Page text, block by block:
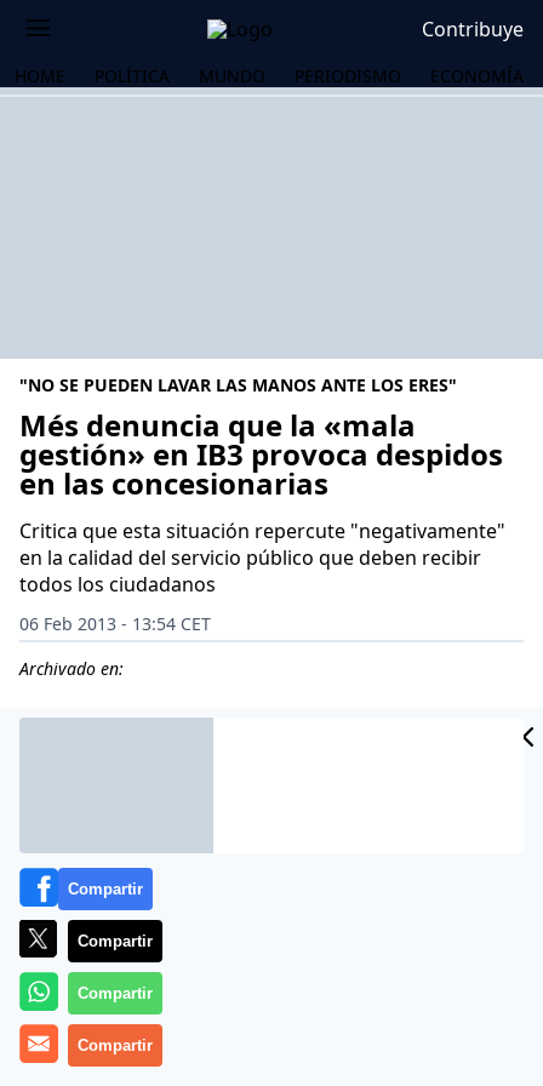
Contribuye
HOME POLÍTICA MUNDO PERIODISMO ECONOMÍA
"NO SE PUEDEN LAVAR LAS MANOS ANTE LOS ERES"
Més denuncia que la «mala
gestión» en IB3 provoca despidos
en las concesionarias
Critica que esta situación repercute "negativamente"
en la calidad del servicio público que deben recibir
todos los ciudadanos
06 Feb 2013 - 13:54 CET
Archivado en:
La coalición Més per Mallorca (Més) ha censurado que
Compartir
Compartir
Compartir
Compartir